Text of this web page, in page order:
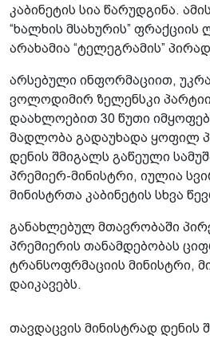
კაბინეტის სია წარუდგინა.
“ხალხის მსახურის”
არახამია “ტელეგრამის”
არსებული ინფორმაციით,
ვოლოდიმირ ზელენსკი
დაახლოებით 30 წუთი
მადლობა გადაუხადა ყოფილ
დენის შმიგალს გაწეული
პრემიერ-მინისტრი, იულია
მინისტრთა კაბინეტის სხვა
განახლებულ მთავრობაში
პრემიერის თანამდებობას
ტრანსოფრმაციის მინისტრი,
დაიკავებს.
თავდაცვის მინისტრად დენის